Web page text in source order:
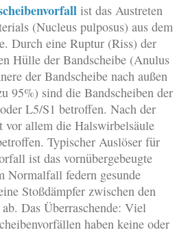
ist das Austreten
(Nucleus pulposus) aus dem
Durch eine Ruptur (Riss) der
Hülle der Bandscheibe (Anulus
der Bandscheibe nach außen
95%) sind die Bandscheiben der
L5/S1 betroffen. Nach der
vor allem die Halswirbelsäule
Typischer Auslöser für
ist das vornübergebeugte
Normalfall federn gesunde
Stoßdämpfer zwischen den
Das Überraschende: Viel
haben keine oder